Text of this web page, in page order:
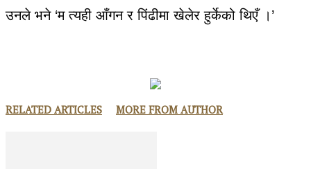
उनले भने ‘म त्यही आँगन र पिंढीमा खेलेर हुर्केको थिएँ ।’
RELATED ARTICLES MORE FROM AUTHOR